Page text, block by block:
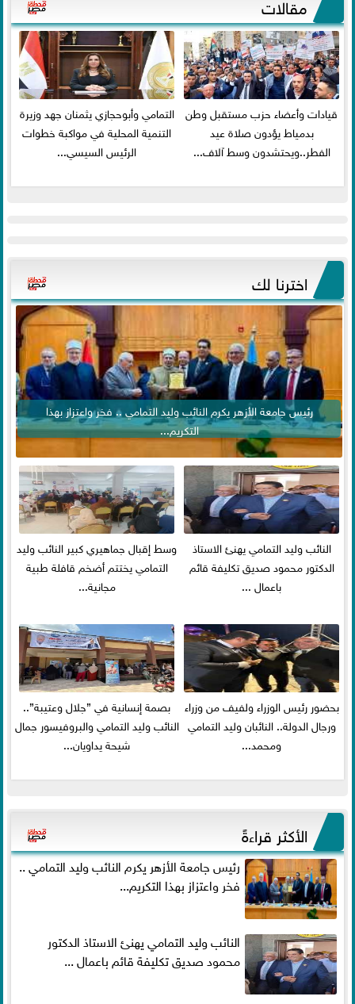
مقالات
قيادات وأعضاء حزب مستقبل وطن
بدمياط يؤدون صلاة عيد
الفطر..ويحتشدون وسط آلاف...
التمامي وأبوحجازي يثمنان جهد وزيرة
التنمية المحلية في مواكبة خطوات
الرئيس السيسي...
اخترنا لك
رئيس جامعة الأزهر يكرم النائب وليد التمامي .. فخر واعتزاز بهذا
التكريم...
النائب وليد التمامي يهنئ الاستاذ
الدكتور محمود صديق تكليفة قائم
باعمال ...
وسط إقبال جماهيري كبير النائب وليد
التمامي يختتم أضخم قافلة طبية
مجانية...
بحضور رئيس الوزراء ولفيف من وزراء
ورجال الدولة.. النائبان وليد التمامي
ومحمد...
بصمة إنسانية في ”جلال وعتيبة”..
النائب وليد التمامي والبروفيسور جمال
شيحة يداويان...
الأكثر قراءةً
رئيس جامعة الأزهر يكرم النائب وليد التمامي ..
فخر واعتزاز بهذا التكريم...
النائب وليد التمامي يهنئ الاستاذ الدكتور
محمود صديق تكليفة قائم باعمال ...